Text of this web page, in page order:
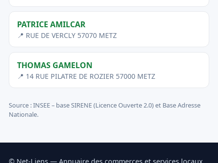
PATRICE AMILCAR
📍 RUE DE VERCLY 57070 METZ
THOMAS GAMELON
📍 14 RUE PILATRE DE ROZIER 57000 METZ
Source : INSEE – base SIRENE (Licence Ouverte 2.0) et Base Adresse
Nationale.